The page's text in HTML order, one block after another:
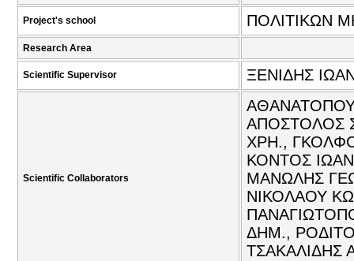
Project's school ΠΟΛΙΤΙΚΩΝ
Research Area
Scientific Supervisor ΞΕΝΙΔΗΣ
Scientific Collaborators
ΑΠΟΣΤΟΛΟΣ
ΧΡΗ.,
ΚΟΝΤΟΣ
ΜΑΝΩΛΗΣ
ΝΙΚΟΛΑΟΥ
ΔΗΜ.,
ΤΣΑΚΑΛΙΔΗΣ